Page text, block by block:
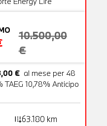
10.500,00
€
€ al mese per 48
TAEG 10,78% Anticipo
add_road63.180 km